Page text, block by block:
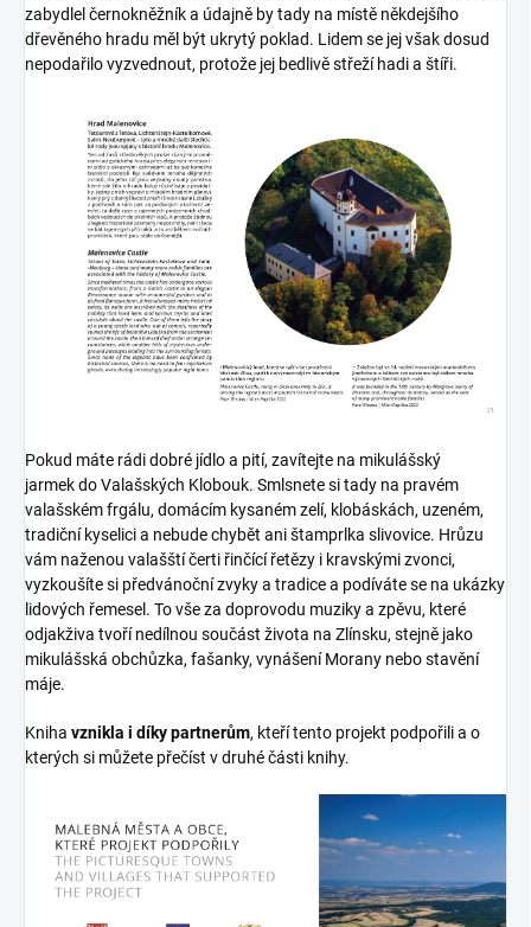
zabydlel černokněžník a údajně by tady na místě někdejšího
dřevěného hradu měl být ukrytý poklad. Lidem se jej však dosud
nepodařilo vyzvednout, protože jej bedlivě střeží hadi a štíři.
Pokud máte rádi dobré jídlo a pití, zavítejte na mikulášský
jarmek do Valašských Klobouk. Smlsnete si tady na pravém
valašském frgálu, domácím kysaném zelí, klobáskách, uzeném,
tradiční kyselici a nebude chybět ani štamprlka slivovice. Hrůzu
vám naženou valašští čerti řinčící řetězy i kravskými zvonci,
vyzkoušíte si předvánoční zvyky a tradice a podíváte se na ukázky
lidových řemesel. To vše za doprovodu muziky a zpěvu, které
odjakživa tvoří nedílnou součást života na Zlínsku, stejně jako
mikulášská obchůzka, fašanky, vynášení Morany nebo stavění
máje.
Kniha vznikla i díky partnerům, kteří tento projekt podpořili a o
kterých si můžete přečíst v druhé části knihy.